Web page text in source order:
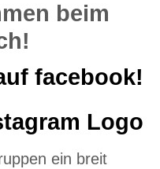
beim
ein breit